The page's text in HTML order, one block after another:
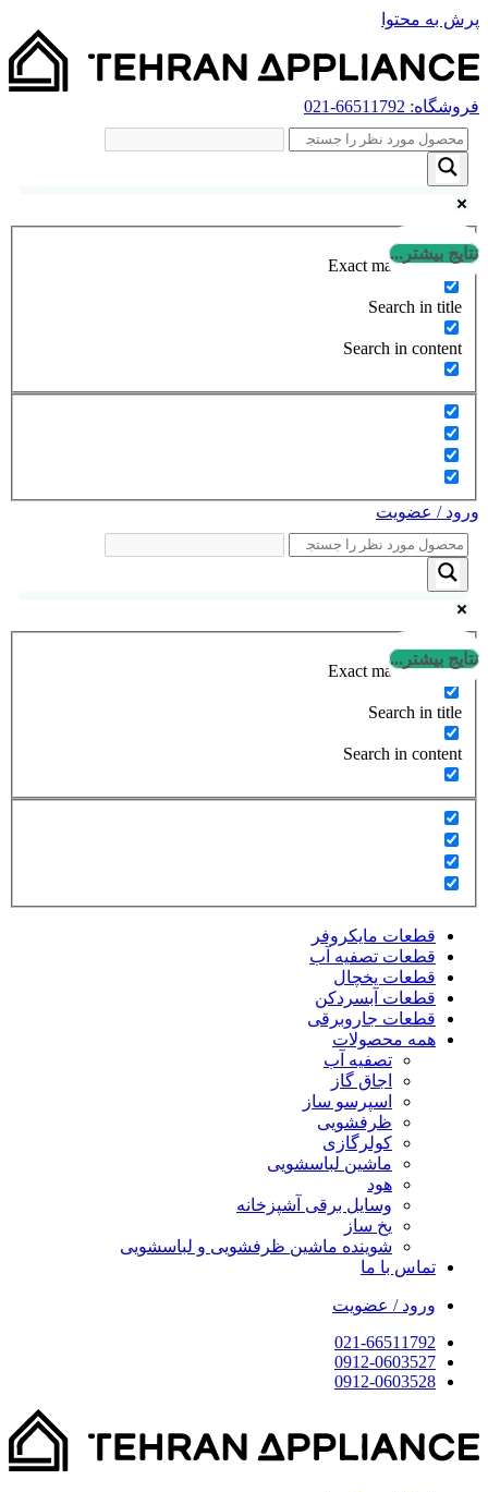
پرش به محتوا
فروشگاه: 66511792
-021
نتایج بیشتر...
Exact matches only
Search in title
Search in content
ورود / عضویت
نتایج بیشتر...
Exact matches only
Search in title
Search in content
قطعات مایکروفر
قطعات تصفیه آب
قطعات یخچال
قطعات آبسردکن
قطعات جاروبرقی
همه محصولات
تصفیه آب
اجاق گاز
اسپرسو ساز
ظرفشویی
کولرگازی
ماشین لباسشویی
هود
وسایل برقی آشپزخانه
یخ ساز
شوینده ماشین ظرفشویی و لباسشویی
تماس با ما
ورود / عضویت
021-66511792
0912-0603527
0912-0603528